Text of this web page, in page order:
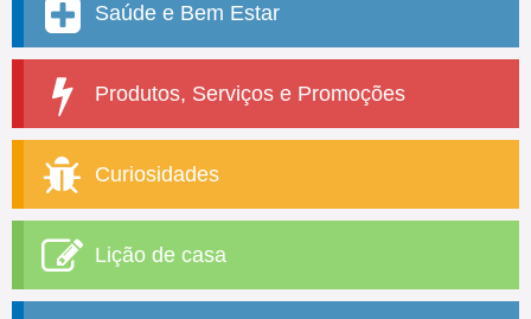
Saúde e Bem Estar
Produtos, Serviços e Promoções
Curiosidades
Lição de casa